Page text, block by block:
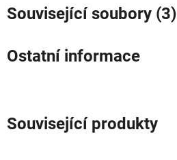
Související soubory (3)
Ostatní informace
Související produkty